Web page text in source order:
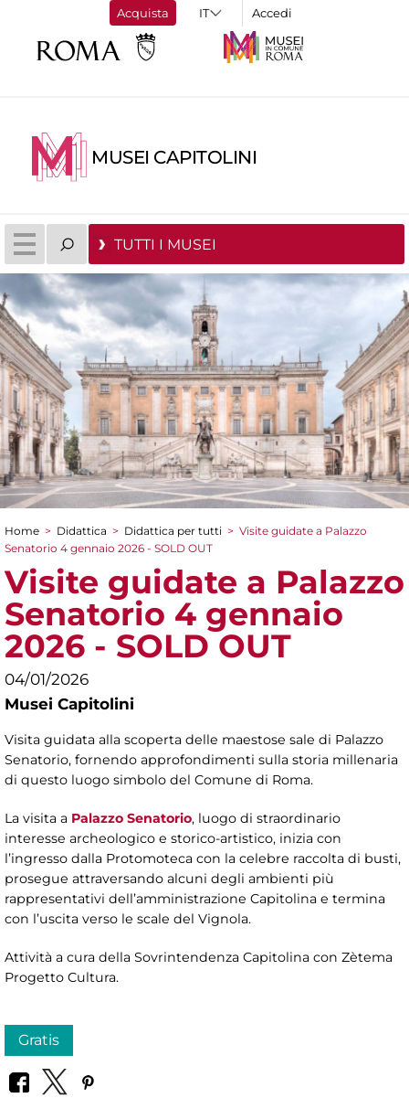
Acquista Accedi
MUSEI CAPITOLINI
TUTTI I MUSEI
Tu sei qui
Home > Didattica > Didattica per tutti > Visite guidate a Palazzo
Senatorio 4 gennaio 2026 - SOLD OUT
Visite guidate a Palazzo
Senatorio 4 gennaio
2026 - SOLD OUT
04/01/2026
Musei Capitolini
Visita guidata alla scoperta delle maestose sale di Palazzo
Senatorio, fornendo approfondimenti sulla storia millenaria
di questo luogo simbolo del Comune di Roma.
La visita a Palazzo Senatorio, luogo di straordinario
interesse archeologico e storico-artistico, inizia con
l’ingresso dalla Protomoteca con la celebre raccolta di busti,
prosegue attraversando alcuni degli ambienti più
rappresentativi dell’amministrazione Capitolina e termina
con l’uscita verso le scale del Vignola.
Attività a cura della Sovrintendenza Capitolina con Zètema
Progetto Cultura.
Gratis